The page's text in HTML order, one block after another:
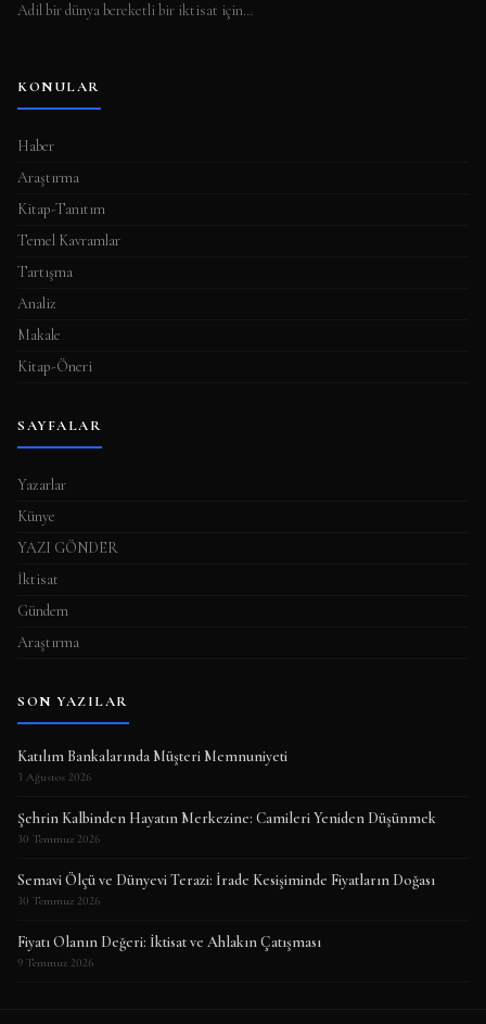
Adil bir dünya bereketli bir iktisat için…
KONULAR
Haber
Araştırma
Kitap-Tanıtım
Temel Kavramlar
Tartışma
Analiz
Makale
Kitap-Öneri
SAYFALAR
Yazarlar
Künye
YAZI GÖNDER
İktisat
Gündem
Araştırma
SON YAZILAR
Katılım Bankalarında Müşteri Memnuniyeti
3 Ağustos 2026
Şehrin Kalbinden Hayatın Merkezine: Camileri Yeniden Düşünmek
30 Temmuz 2026
Semavi Ölçü ve Dünyevi Terazi: İrade Kesişiminde Fiyatların Doğası
30 Temmuz 2026
Fiyatı Olanın Değeri: İktisat ve Ahlakın Çatışması
9 Temmuz 2026